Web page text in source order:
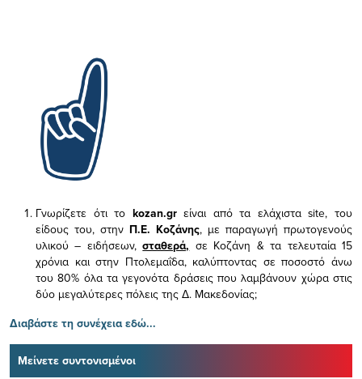
Γνωρίζετε ότι το kozan.gr είναι από τα ελάχισταsite, του
είδους του, στην Π.Ε. Κοζάνης, με παραγωγή πρωτογενούς
υλικού – ειδήσεων,σταθερά, σε Κοζάνη & τα τελευταία 15
χρόνια και στην Πτολεμαΐδα, καλύπτοντας σε ποσοστό άνω
του 80% όλα τα γεγονότα δράσεις που λαμβάνουν χώρα στις
δύο μεγαλύτερες πόλεις της Δ. Μακεδονίας;
Διαβάστε τη συνέχεια εδώ...
Μείνετε συντονισμένοι